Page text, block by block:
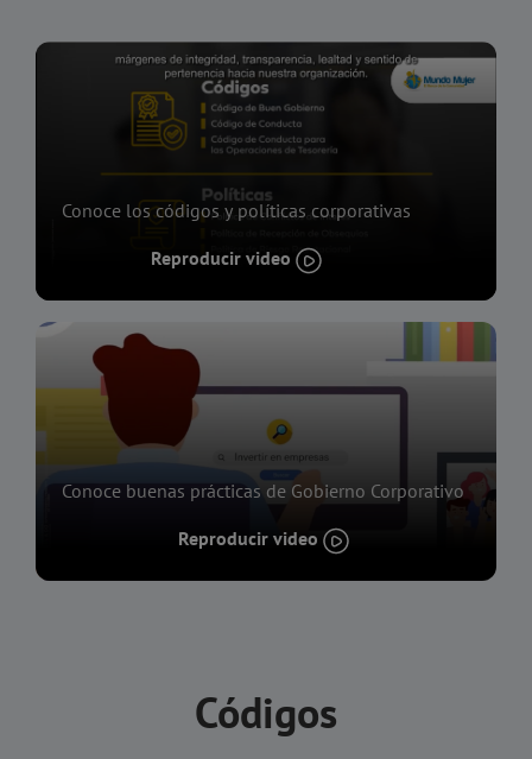
Conoce los códigos y políticas corporativas
Reproducir video
Conoce buenas prácticas de Gobierno Corporativo
Reproducir video
Códigos